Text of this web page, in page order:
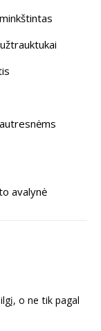
avalynė
o ne tik pagal